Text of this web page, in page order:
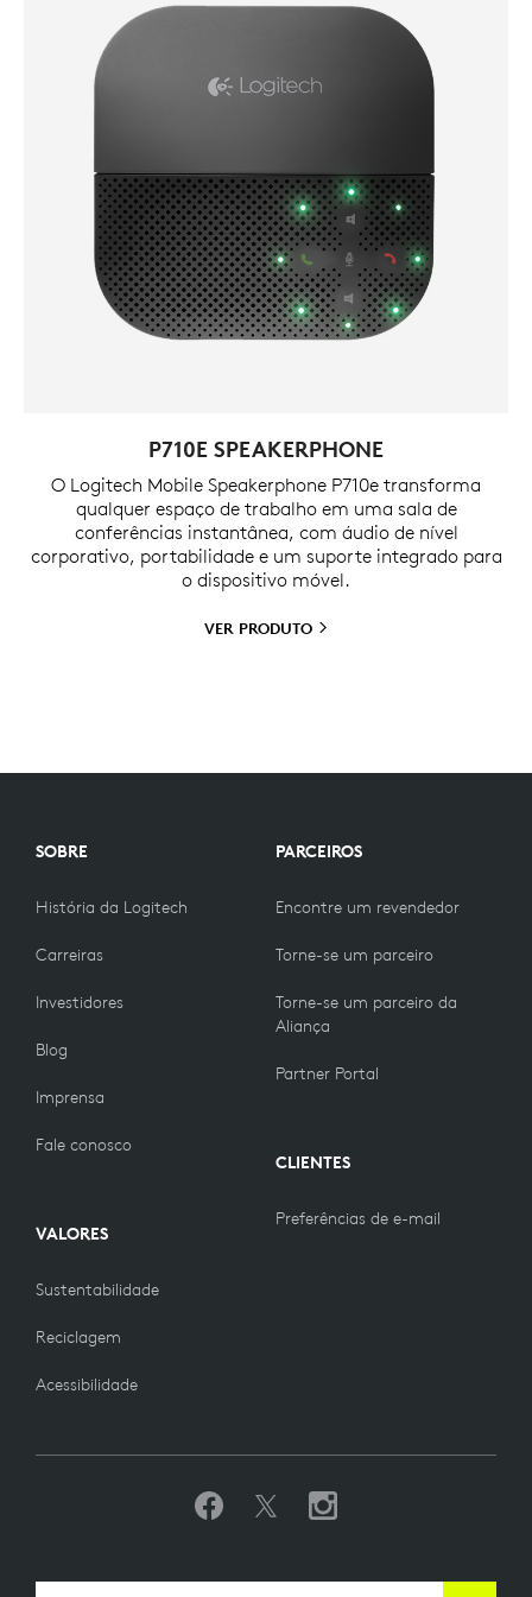
P710E SPEAKERPHONE
O Logitech Mobile Speakerphone P710e transforma
qualquer espaço de trabalho em uma sala de
conferências instantânea, com áudio de nível
corporativo, portabilidade e um suporte integrado para
o dispositivo móvel.
VER PRODUTO
SOBRE
História da Logitech
Carreiras
Investidores
Blog
Imprensa
Fale conosco
VALORES
Sustentabilidade
Reciclagem
Acessibilidade
PARCEIROS
Encontre um revendedor
Torne-se um parceiro
Torne-se um parceiro da
Aliança
Partner Portal
CLIENTES
Preferências de e-mail